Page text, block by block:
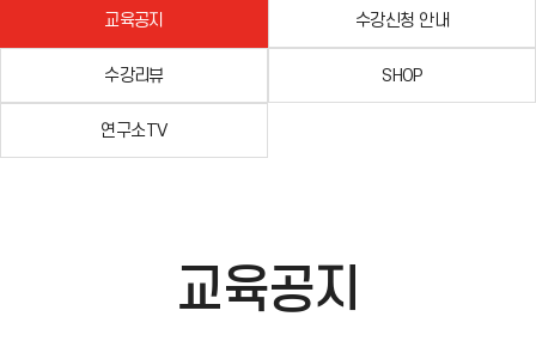
교육공지 수강신청 안내
수강리뷰 SHOP
연구소TV
교육공지